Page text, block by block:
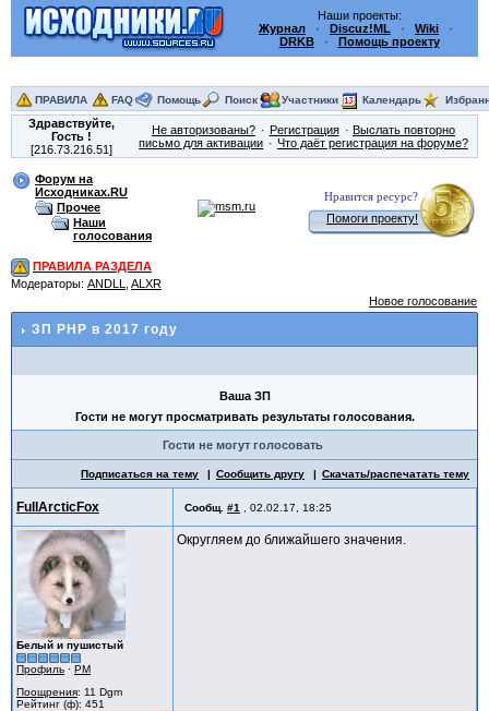
Наши проекты:
Журнал · Discuz!ML · Wiki ·
DRKB· Помощь проекту
ПРАВИЛА FAQ Помощь Поиск Участники Календарь
Здравствуйте,
Гость!
[216.73.216.51]
Не авторизованы? Регистрация
Выслать повторно
письмо для активации
Что даёт регистрация на форуме?
Форум на
Исходниках.RU
Прочее
Наши
голосования
Нравится ресурс?
Помоги проекту!
ПРАВИЛА РАЗДЕЛА
Модераторы: ANDLL
ALXR
Новое голосование
ЗП PHP в 2017 году
Ваша ЗП
Гости не могут просматривать результаты голосования.
Гости не могут голосовать
Подписаться на тему Сообщить другу Скачать/распечатать тему
FullArcticFox Сообщ. #1 02.02.17, 18:25
Белый и пушистый
Профиль · PM
Поощрения: 11 Dgm
Рейтинг (ф): 451
Округляем до ближайшего значения.